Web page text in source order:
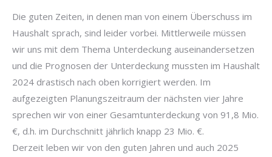
Die guten Zeiten, in denen man von einem Überschuss im
Haushalt sprach, sind leider vorbei. Mittlerweile müssen
wir uns mit dem Thema Unterdeckung auseinandersetzen
und die Prognosen der Unterdeckung mussten im Haushalt
2024 drastisch nach oben korrigiert werden. Im
aufgezeigten Planungszeitraum der nächsten vier Jahre
sprechen wir von einer Gesamtunterdeckung von 91,8 Mio.
€, d.h. im Durchschnitt jährlich knapp 23 Mio. €.
Derzeit leben wir von den guten Jahren und auch 2025